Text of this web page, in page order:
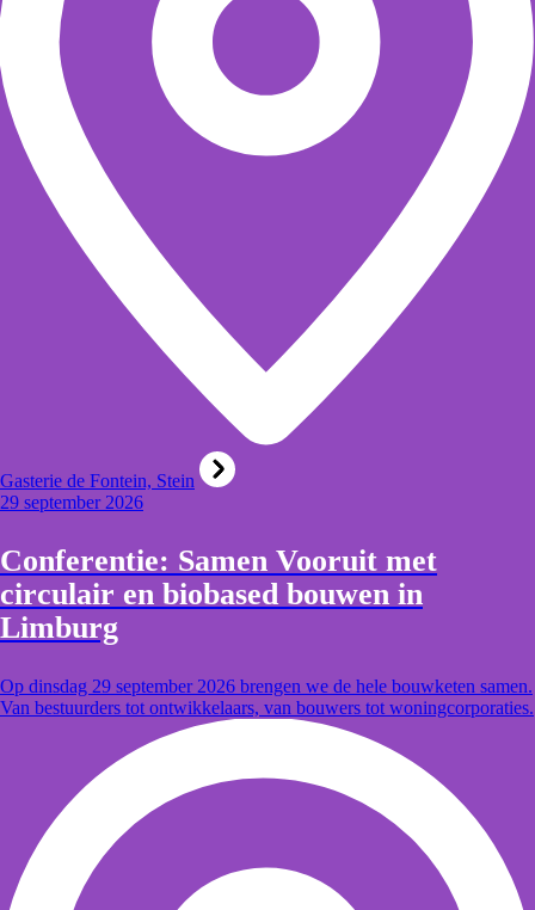
Gasterie de Fontein, Stein
29 september 2026
Conferentie: Samen Vooruit met
circulair en biobased bouwen in
Limburg
Op dinsdag 29 september 2026 brengen we de hele bouwketen samen.
Van bestuurders tot ontwikkelaars, van bouwers tot woningcorporaties.